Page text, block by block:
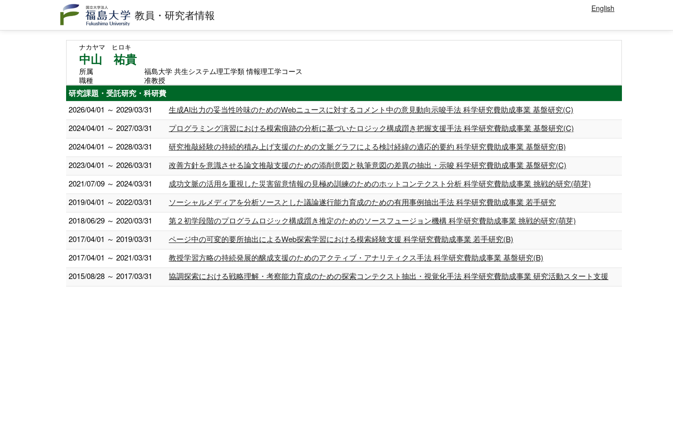
教員・研究者情報 English
ナカヤマ ヒロキ
中山 祐貴
所属
福島大学 共生システム理工学類 情報理工学コース
職種
准教授
研究課題・受託研究・科研費
2026/04/01 ～ 2029/03/31
生成AI出力の妥当性吟味のためのWebニュースに対するコメント中の意見動向示唆手法 科学研究費助成事業 基盤研究(C)
2024/04/01 ～ 2027/03/31
プログラミング演習における模索痕跡の分析に基づいたロジック構成躓き把握支援手法 科学研究費助成事業 基盤研究(C)
2024/04/01 ～ 2028/03/31
研究推敲経験の持続的積み上げ支援のための文脈グラフによる検討経緯の適応的要約 科学研究費助成事業 基盤研究(B)
2023/04/01 ～ 2026/03/31
改善方針を意識させる論文推敲支援のための添削意図と執筆意図の差異の抽出・示唆 科学研究費助成事業 基盤研究(C)
2021/07/09 ～ 2024/03/31
成功文脈の活用を重視した災害留意情報の見極め訓練のためのホットコンテクスト分析 科学研究費助成事業 挑戦的研究(萌芽)
2019/04/01 ～ 2022/03/31
ソーシャルメディアを分析ソースとした議論遂行能力育成のための有用事例抽出手法 科学研究費助成事業 若手研究
2018/06/29 ～ 2020/03/31
第２初学段階のプログラムロジック構成躓き推定のためのソースフュージョン機構 科学研究費助成事業 挑戦的研究(萌芽)
2017/04/01 ～ 2019/03/31
ページ中の可変的要所抽出によるWeb探索学習における模索経験支援 科学研究費助成事業 若手研究(B)
2017/04/01 ～ 2021/03/31
教授学習方略の持続発展的醸成支援のためのアクティブ・アナリティクス手法 科学研究費助成事業 基盤研究(B)
2015/08/28 ～ 2017/03/31
協調探索における戦略理解・考察能力育成のための探索コンテクスト抽出・視覚化手法 科学研究費助成事業 研究活動スタート支援